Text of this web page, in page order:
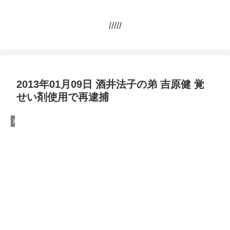
/////
2013年01月09日 酒井法子の弟 吉原健 覚
せい剤使用で再逮捕
麻薬